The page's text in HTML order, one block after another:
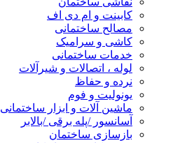
کابینت و ام دی اف
مصالح ساختمانی
کاشی و سرامیک
خدمات ساختمانی
لوله ، اتصالات و شیرآلات
نرده و حفاظ
یونولیت و فوم
ماشین آلات و ابزار ساختمانی
آسانسور /پله برقی /بالابر
بازسازی ساختمان